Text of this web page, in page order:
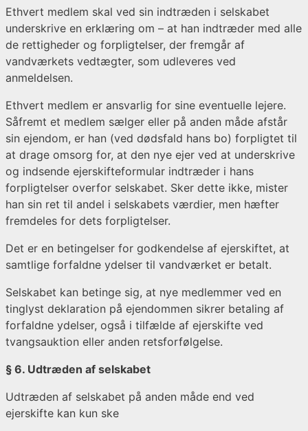
Ethvert medlem skal ved sin indtræden i selskabet
underskrive en erklæring om – at han indtræder med alle
de rettigheder og forpligtelser, der fremgår af
vandværkets vedtægter, som udleveres ved
anmeldelsen.
Ethvert medlem er ansvarlig for sine eventuelle lejere.
Såfremt et medlem sælger eller på anden måde afstår
sin ejendom, er han (ved dødsfald hans bo) forpligtet til
at drage omsorg for, at den nye ejer ved at underskrive
og indsende ejerskifteformular indtræder i hans
forpligtelser overfor selskabet. Sker dette ikke, mister
han sin ret til andel i selskabets værdier, men hæfter
fremdeles for dets forpligtelser.
Det er en betingelser for godkendelse af ejerskiftet, at
samtlige forfaldne ydelser til vandværket er betalt.
Selskabet kan betinge sig, at nye medlemmer ved en
tinglyst deklaration på ejendommen sikrer betaling af
forfaldne ydelser, også i tilfælde af ejerskifte ved
tvangsauktion eller anden retsforfølgelse.
§ 6. Udtræden af selskabet
Udtræden af selskabet på anden måde end ved
ejerskifte kan kun ske